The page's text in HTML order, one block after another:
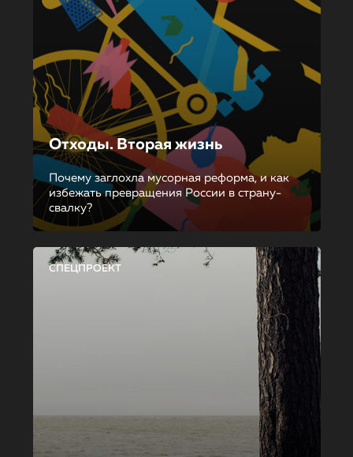
Отходы. Вторая жизнь
Почему заглохла мусорная реформа, и как
избежать превращения России в страну-
свалку?
СПЕЦПРОЕКТ